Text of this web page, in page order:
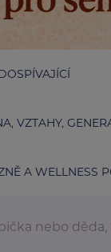
VZTAHY,
A WELLNESS
nebo děda, kteří mají v péči své